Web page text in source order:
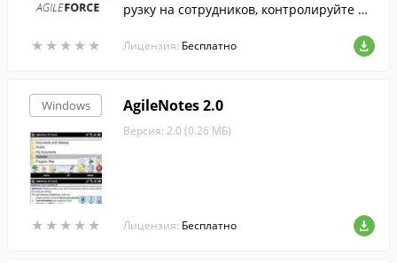
★ ★ ★ ★ ★
★ ★ ★ ★ ★
рузку на сотрудников, контролируйте ис
к, колонок и карточек.
Лицензия: Бесплатно
Windows
★ ★ ★ ★ ★
★ ★ ★ ★ ★
AgileNotes 2.0
Версия: 2.0 (0.26 МБ)
Лицензия: Бесплатно